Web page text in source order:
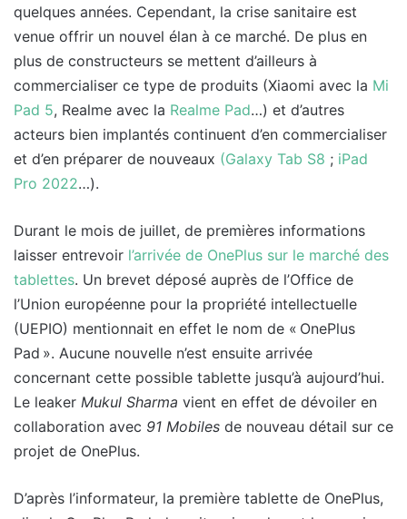
quelques années. Cependant, la crise sanitaire est
venue offrir un nouvel élan à ce marché. De plus en
plus de constructeurs se mettent d’ailleurs à
commercialiser ce type de produits (Xiaomi avec la Mi
Pad 5, Realme avec la Realme Pad…) et d’autres
acteurs bien implantés continuent d’en commercialiser
et d’en préparer de nouveaux (Galaxy Tab S8 ; iPad
Pro 2022…).
Durant le mois de juillet, de premières informations
laisser entrevoir l’arrivée de OnePlus sur le marché des
tablettes. Un brevet déposé auprès de l’Office de
l’Union européenne pour la propriété intellectuelle
(UEPIO) mentionnait en effet le nom de « OnePlus
Pad ». Aucune nouvelle n’est ensuite arrivée
concernant cette possible tablette jusqu’à aujourd’hui.
Le leaker Mukul Sharma vient en effet de dévoiler en
collaboration avec 91 Mobiles de nouveau détail sur ce
projet de OnePlus.
D’après l’informateur, la première tablette de OnePlus,